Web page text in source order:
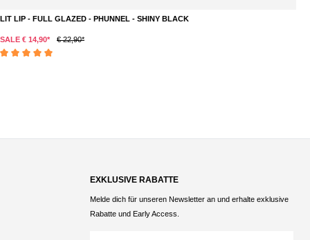
LIT LIP - FULL GLAZED - PHUNNEL - SHINY BLACK
SALE € 14,90* € 22,90*
EXKLUSIVE RABATTE
Melde dich für unseren Newsletter an und erhalte exklusive
Rabatte und Early Access.